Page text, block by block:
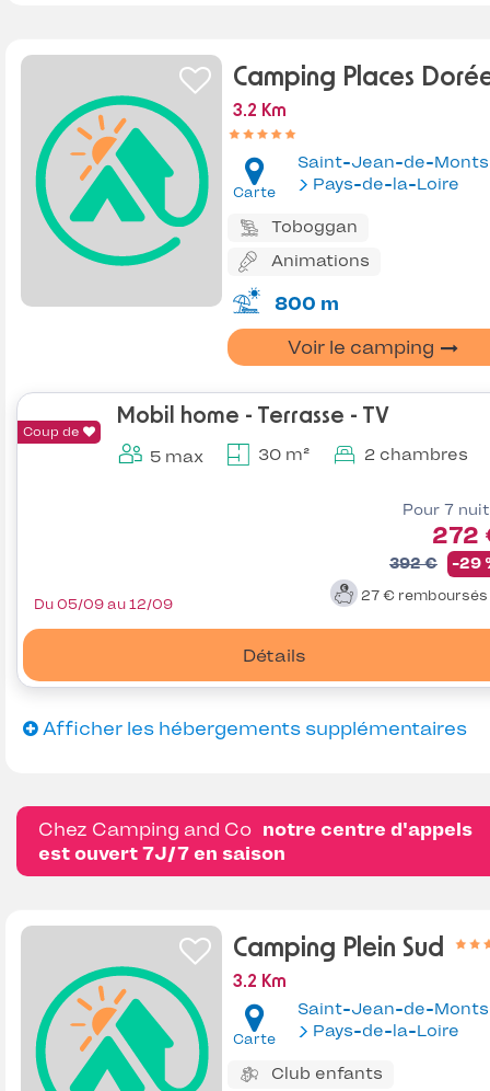
Camping Places
3.2 Km
Carte
Saint-Jean-de-Monts
Pays-de-la-Loire
Toboggan
Animations
800 m
Voir le camping
Coup de
Mobil home - Terrasse - TV
5 max 30 m² 2 chambres
Pour 7
272
392 € -29
27 € remboursés
Détails
Du 05/09 au 12/09
Afficher les hébergements supplémentaires
Chez Camping and Co notre centre d'appels
est ouvert 7J/7 en saison
Camping Plein Sud
3.2 Km
Carte
Saint-Jean-de-Monts
Pays-de-la-Loire
Club enfants